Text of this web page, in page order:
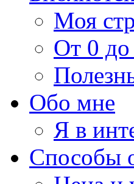
Моя
От 0 до
Обо мне
Я в
Способы